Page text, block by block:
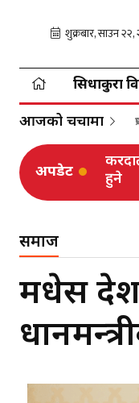
सिधाकुरा
आजको चर्चामा
अपडेट
हुने
समाज
मधेस